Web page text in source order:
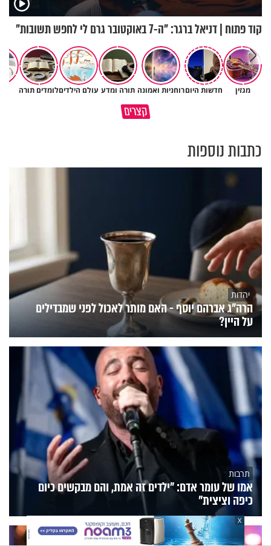
קוד פתוח | דניאל ברגר: "ה-7 באוקטובר גרם לי לחפש תשובות"
מגזין חדשות היוםרוחניות ואמונה תורה ומדע עולם הילדיםלומדים תורה
קצרים
איך יתכן שעם ישראל הצליח
לשרוד במדבר ארבעים שנים?
״ זו הייתה ההחלטה הכי קשה
שלקחתי בחיים": לורה כהן
כתבות נוספות
יהדות
הרה"ג אברהם יוסף - האם מותר לאכול לפני שמבדילים
על היין?
תרבות
אמו של עומר אדם: "ילדים זה אמת, והם מבקשים כיום
כיפה וציצית"
X